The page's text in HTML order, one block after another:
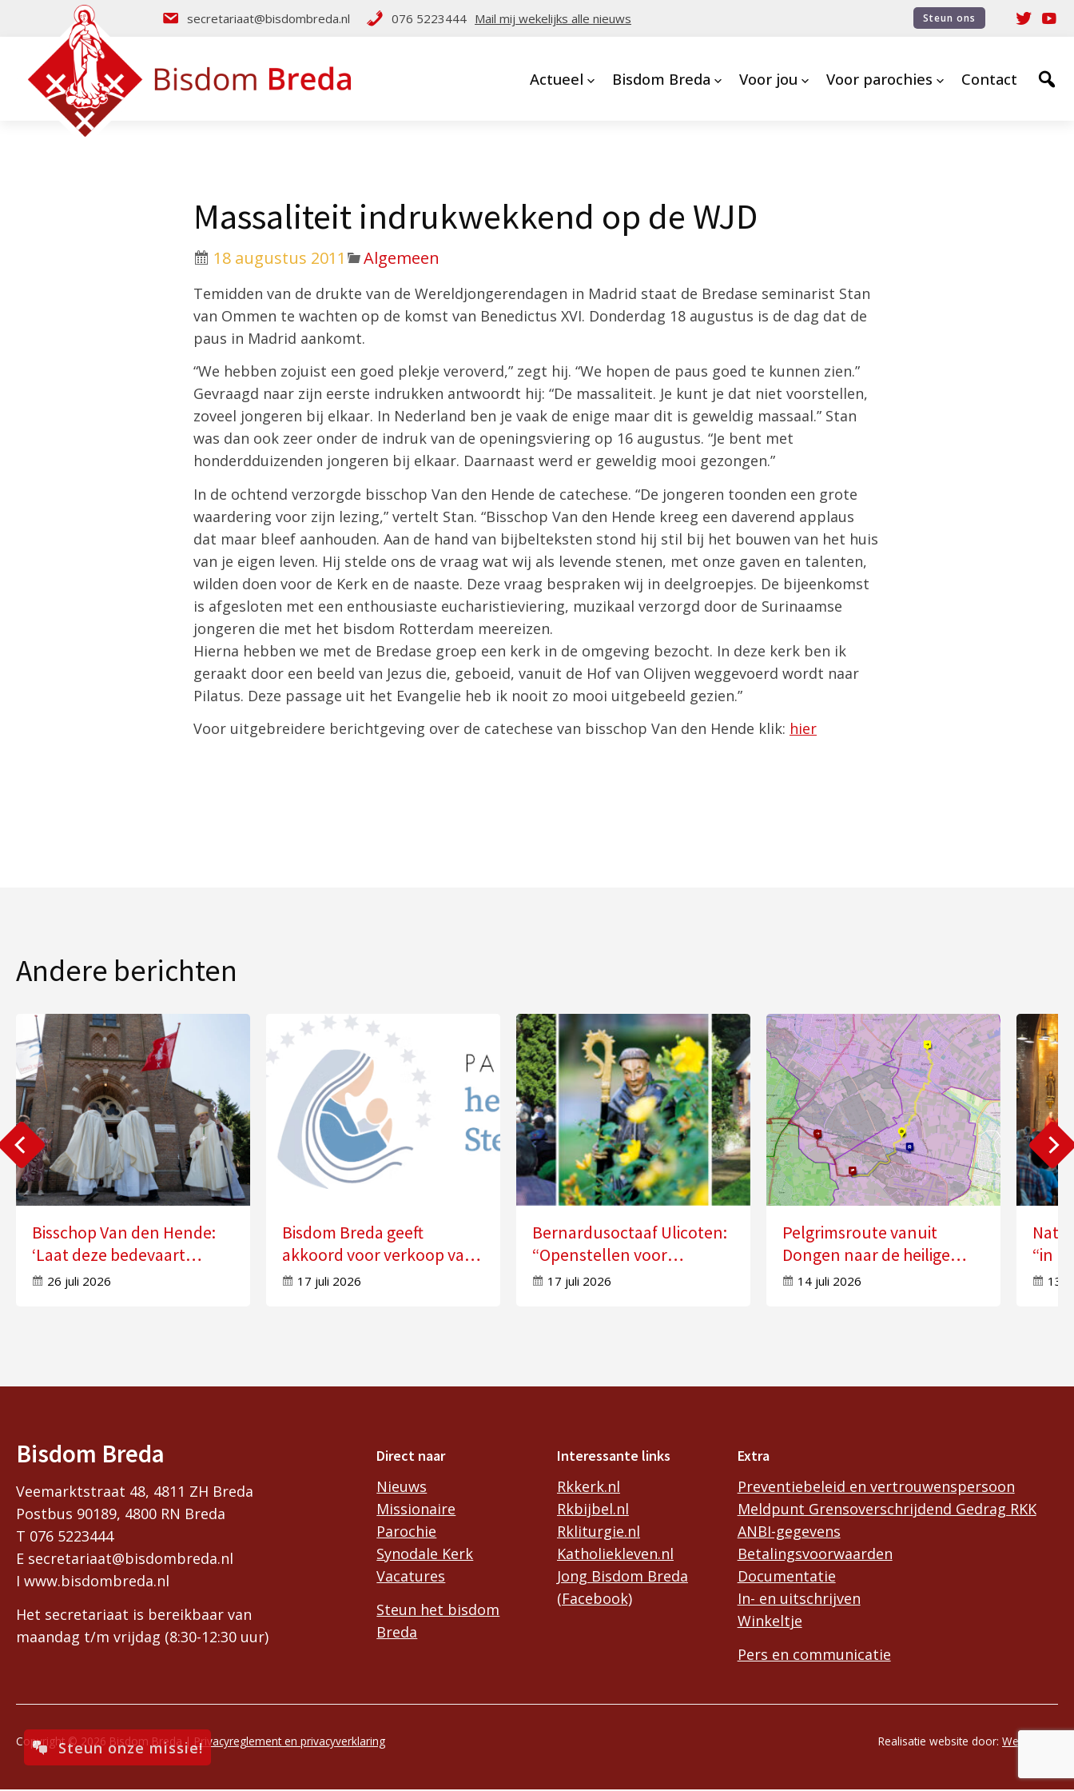
secretariaat@bisdombreda.nl 076 5223444 Mail mij wekelijks alle nieuws Steun ons
Actueel Bisdom Breda Voor jou Voor parochies Contact
Massaliteit indrukwekkend op de WJD
18 augustus 2011 Algemeen
Temidden van de drukte van de Wereldjongerendagen in Madrid staat de Bredase seminarist Stan
van Ommen te wachten op de komst van Benedictus XVI. Donderdag 18 augustus is de dag dat de
paus in Madrid aankomt.
“We hebben zojuist een goed plekje veroverd,” zegt hij. “We hopen de paus goed te kunnen zien.”
Gevraagd naar zijn eerste indrukken antwoordt hij: “De massaliteit. Je kunt je dat niet voorstellen,
zoveel jongeren bij elkaar. In Nederland ben je vaak de enige maar dit is geweldig massaal.” Stan
was dan ook zeer onder de indruk van de openingsviering op 16 augustus. “Je bent met
honderdduizenden jongeren bij elkaar. Daarnaast werd er geweldig mooi gezongen.”
In de ochtend verzorgde bisschop Van den Hende de catechese. “De jongeren toonden een grote
waardering voor zijn lezing,” vertelt Stan. “Bisschop Van den Hende kreeg een daverend applaus
dat maar bleef aanhouden. Aan de hand van bijbelteksten stond hij stil bij het bouwen van het huis
van je eigen leven. Hij stelde ons de vraag wat wij als levende stenen, met onze gaven en talenten,
wilden doen voor de Kerk en de naaste. Deze vraag bespraken wij in deelgroepjes. De bijeenkomst
is afgesloten met een enthousiaste eucharistieviering, muzikaal verzorgd door de Surinaamse
jongeren die met het bisdom Rotterdam meereizen.
Hierna hebben we met de Bredase groep een kerk in de omgeving bezocht. In deze kerk ben ik
geraakt door een beeld van Jezus die, geboeid, vanuit de Hof van Olijven weggevoerd wordt naar
Pilatus. Deze passage uit het Evangelie heb ik nooit zo mooi uitgebeeld gezien.”
Voor uitgebreidere berichtgeving over de catechese van bisschop Van den Hende klik: hier
Andere berichten
Bisschop Van den Hende:
‘Laat deze bedevaart
doorwerken in uw leven’
26 juli 2026
Bisdom Breda geeft
akkoord voor verkoop van
zes kerken
17 juli 2026
Bernardusoctaaf Ulicoten:
“Openstellen voor
veranderingen in je leven”
17 juli 2026
Pelgrimsroute vanuit
Dongen naar de heilige
Anna in Molenschot
14 juli 2026
“in
13
Bisdom Breda
Veemarktstraat 48, 4811 ZH Breda
Postbus 90189, 4800 RN Breda
T 076 5223444
E secretariaat@bisdombreda.nl
I www.bisdombreda.nl
Het secretariaat is bereikbaar van
maandag t/m vrijdag (8:30-12:30 uur)
Direct naar
Nieuws
Missionaire
Parochie
Synodale Kerk
Vacatures
Steun het bisdom
Breda
Interessante links
Rkkerk.nl
Rkbijbel.nl
Rkliturgie.nl
Katholiekleven.nl
Jong Bisdom Breda
(Facebook)
Extra
Preventiebeleid en vertrouwenspersoon
Meldpunt Grensoverschrijdend Gedrag RKK
ANBI-gegevens
Betalingsvoorwaarden
Documentatie
In- en uitschrijven
Winkeltje
Pers en communicatie
Copyright © 2026 Bisdom Breda | Privacyreglement en privacyverklaring Realisatie website door: Webheld.nl
Steun onze missie!